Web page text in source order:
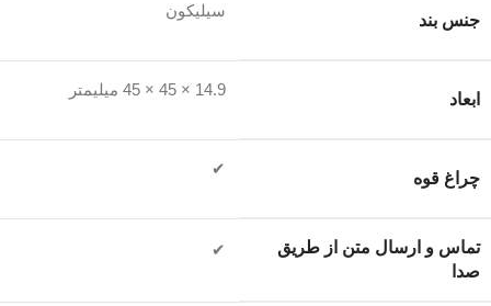
جنس بند
سیلیکون
ابعاد
14.9 × 45 × 45 میلیمتر
چراغ قوه
✔
تماس و ارسال متن از طریق
صدا
✔